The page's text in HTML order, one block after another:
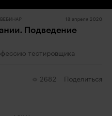
18 апреля 2020
Подведение
тестировщика
2682 Поделиться